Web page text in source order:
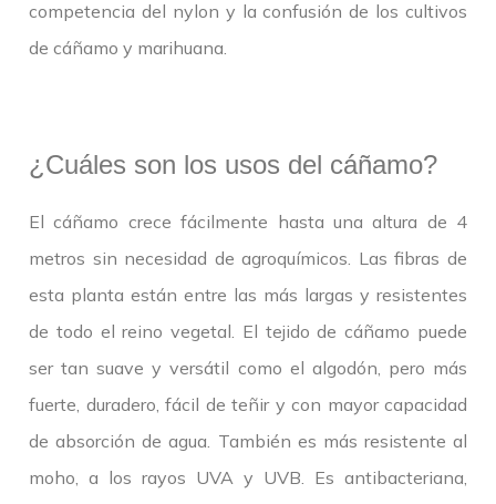
competencia del nylon y la confusión de los cultivos
de cáñamo y marihuana.
¿Cuáles son los usos del cáñamo?
El cáñamo crece fácilmente hasta una altura de 4
metros sin necesidad de agroquímicos. Las fibras de
esta planta están entre las más largas y resistentes
de todo el reino vegetal. El tejido de cáñamo puede
ser tan suave y versátil como el algodón, pero más
fuerte, duradero, fácil de teñir y con mayor capacidad
de absorción de agua. También es más resistente al
moho, a los rayos UVA y UVB. Es antibacteriana,